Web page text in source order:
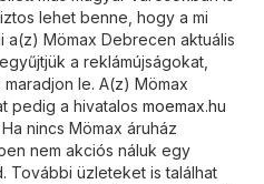
lehet benne, hogy a mi
Mömax Debrecen aktuális
a reklámújságokat,
le. A(z) Mömax
pedig a hivatalos moemax.hu
nincs Mömax áruház
nem akciós náluk egy
További üzleteket is találhat